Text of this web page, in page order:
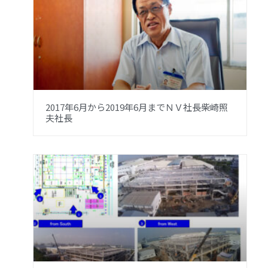
2017年6月から2019年6月までＮＶ社長柴崎照
夫社長